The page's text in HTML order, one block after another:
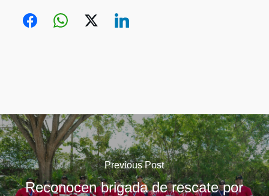
Previous Post
Reconocen brigada de rescate por